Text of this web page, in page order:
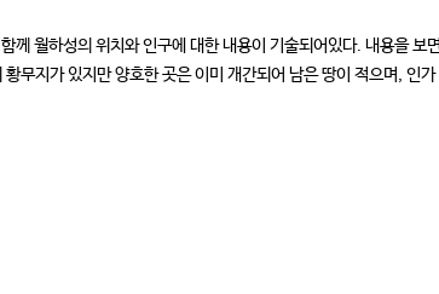
께 월하성의 위치와 인구에 대한 내용이 기술되어있다. 내용을
지가 있지만 양호한 곳은 이미 개간되어 남은 땅이 적으며, 인